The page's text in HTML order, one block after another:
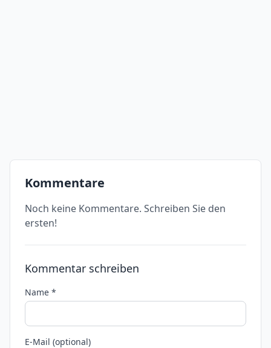
Kommentare
Noch keine Kommentare. Schreiben Sie den
ersten!
Kommentar schreiben
Name *
E-Mail (optional)